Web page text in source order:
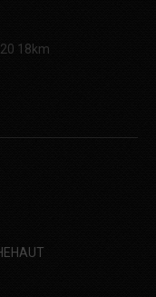
18km